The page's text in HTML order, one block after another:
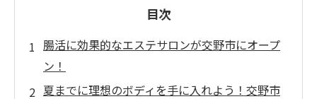
目次
腸活に効果的なエステサロンが交野市にオープ
ン！
夏までに理想のボディを手に入れよう！交野市